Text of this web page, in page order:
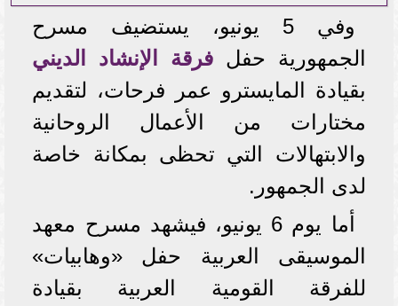
وفي 5 يونيو، يستضيف مسرح
الجمهورية حفل فرقة الإنشاد الديني
بقيادة المايسترو عمر فرحات، لتقديم
مختارات من الأعمال الروحانية
والابتهالات التي تحظى بمكانة خاصة
لدى الجمهور.
أما يوم 6 يونيو، فيشهد مسرح معهد
الموسيقى العربية حفل «وهابيات»
للفرقة القومية العربية بقيادة